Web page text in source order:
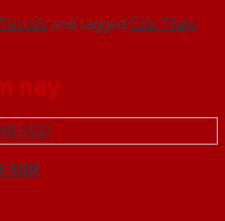
Tin tứcand tagged Cửa Thép
nay
SGD